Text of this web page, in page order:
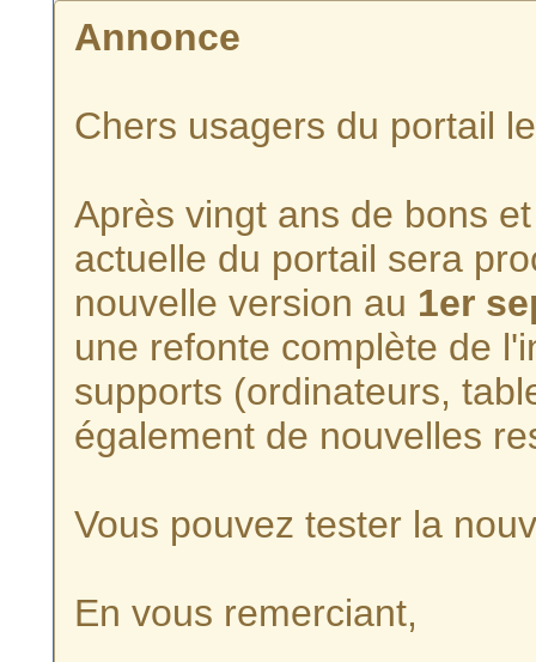
Annonce
Chers usagers du portail
Après vingt ans de bons
actuelle du portail sera
nouvelle version au 1er
une refonte complète de
supports (ordinateurs,
également de nouvelles
Vous pouvez tester la
En vous remerciant,